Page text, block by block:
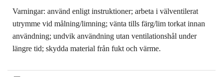
Varningar: använd enligt instruktioner; arbeta i välventilerat
utrymme vid målning/limning; vänta tills färg/lim torkat innan
användning; undvik användning utan ventilationshål under
längre tid; skydda material från fukt och värme.